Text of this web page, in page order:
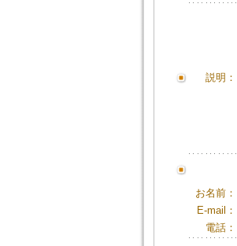
説明：
お名前：
E-mail：
電話：